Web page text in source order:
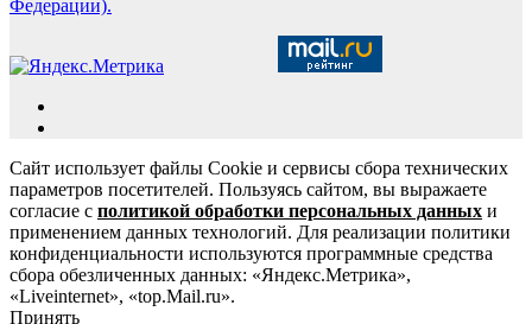
Федерации).
Сайт использует файлы Cookie и сервисы сбора технических
параметров посетителей. Пользуясь сайтом, вы выражаете
согласие с политикой обработки персональных данных и
применением данных технологий. Для реализации политики
конфиденциальности используются программные средства
сбора обезличенных данных: «Яндекс.Метрика»,
«Liveinternet», «top.Mail.ru».
Принять